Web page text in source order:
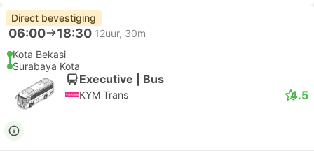
Direct bevestiging
06:00 18:30 12uur, 30m
Kota Bekasi
Surabaya Kota
Executive | Bus
KYM Trans 4.5